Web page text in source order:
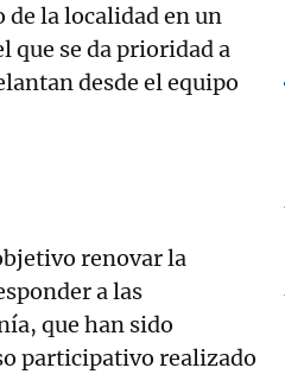
de la localidad en un
que se da prioridad a
desde el equipo
renovar la
a las
que han sido
participativo realizado